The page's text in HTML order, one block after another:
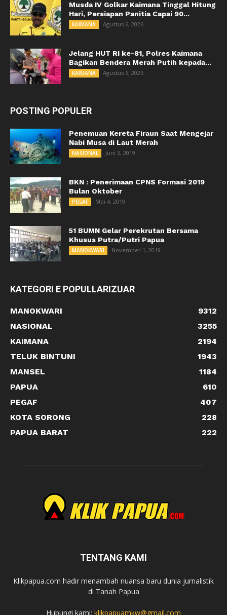
Musda IV Golkar Kaimana Tinggal Hitung
Hari, Persiapan Panitia Capai 90...
KAIMANA Agustus 6, 2026
Jelang HUT RI ke-81, Polres Kaimana
Bagikan Bendera Merah Putih kepada...
KAIMANA Agustus 6, 2026
POSTING POPULER
Penemuan Kereta Firaun Saat Mengejar
Nabi Musa di Laut Merah
NASIONAL Juni 3, 2019
BKN : Penerimaan CPNS Formasi 2019
Bulan Oktober
PEGAF Mei 4, 2019
51 BUMN Gelar Perekrutan Bersama
Khusus Putra/Putri Papua
MANOKWARI November 1, 2019
KATEGORI E POPULLARIZUAR
MANOKWARI
9312
NASIONAL
3255
KAIMANA
2194
TELUK BINTUNI
1943
MANSEL
1184
PAPUA
610
PEGAF
407
KOTA SORONG
228
PAPUA BARAT
222
TENTANG KAMI
Klikpapua.com hadir menambah nuansa baru dunia jurnalistik
di Tanah Papua
Hubungi kami: klikpapuamkw@gmail.com